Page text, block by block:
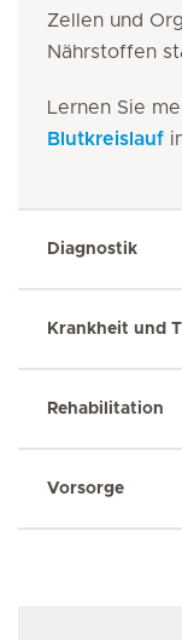
Zellen und
Nährstoffen
Lernen Sie
Blutkreislauf
Diagnostik
Krankheit und
Rehabilitation
Vorsorge